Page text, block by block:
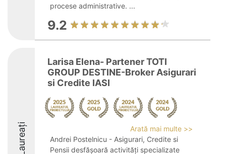
procese administrative. ...
9.2
Laureați
Larisa Elena- Partener TOTI
GROUP DESTINE-Broker Asigurari
si Credite IASI
Arată mai multe >>
Andrei Postelnicu - Asigurari, Credite si
Pensii desfășoară activități specializate